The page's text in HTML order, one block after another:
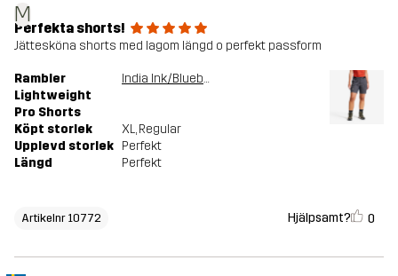
M
Perfekta shorts!
Jättesköna shorts med lagom längd o perfekt passform
Rambler
Lightweight
Pro Shorts
India Ink/Blueberry
Köpt storlek XL, Regular
Upplevd storlek Perfekt
Längd
Perfekt
Artikelnr 10772 Hjälpsamt? 0